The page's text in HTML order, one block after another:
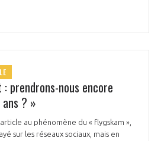
: prendrons-nous encore
ans ? »
au phénomène du « flygskam »,
sur les réseaux sociaux, mais en